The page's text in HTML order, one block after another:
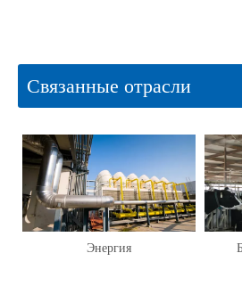
Связанные отрасли
Энергия